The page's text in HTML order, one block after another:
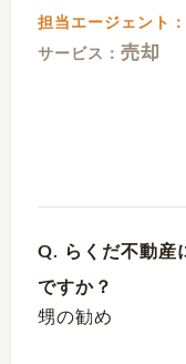
担当エージェント：
サービス： 売却
Q. らくだ不動産
ですか？
甥の勧め